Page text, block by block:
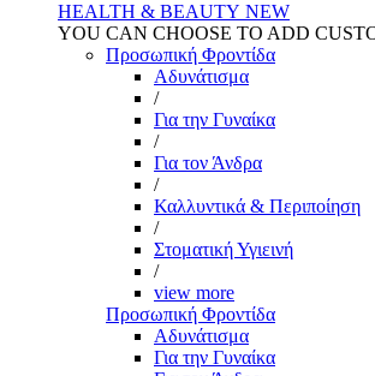
HEALTH & BEAUTY NEW
YOU CAN CHOOSE TO ADD
Προσωπική Φροντίδα
Αδυνάτισμα
/
Για την Γυναίκα
/
Για τον Άνδρα
/
Καλλυντικά & Περιποίηση
/
Στοματική Υγιεινή
/
view more
Προσωπική Φροντίδα
Αδυνάτισμα
Για την Γυναίκα